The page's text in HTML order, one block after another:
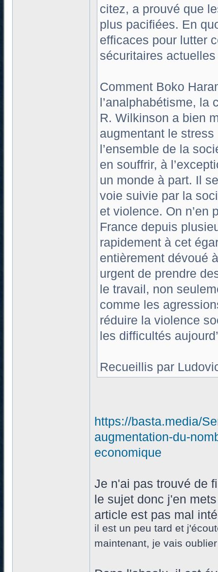
citez, a prouvé que
plus pacifiées. En
efficaces pour lutter
sécuritaires actuelles
Comment Boko
l’analphabétisme, la
R. Wilkinson a bien
augmentant le
l’ensemble de la
en souffrir, à
un monde à part. Il
voie suivie par la
et violence. On n’en
France depuis
rapidement à cet
entièrement dévoué
urgent de prendre
le travail, non
comme les
réduire la violence
les difficultés
Recueillis par
https://basta.media/
augmentation-du-
economique
Je n'ai pas trouvé de
le sujet donc j'en
article est pas mal
il est un peu tard et
maintenant, je vais